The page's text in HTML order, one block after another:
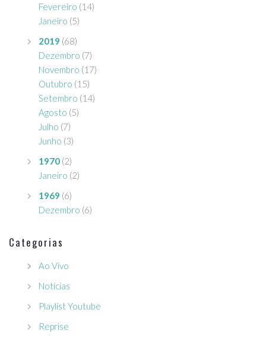
Fevereiro (14)
Janeiro (5)
2019 (68)
Dezembro (7)
Novembro (17)
Outubro (15)
Setembro (14)
Agosto (5)
Julho (7)
Junho (3)
1970 (2)
Janeiro (2)
1969 (6)
Dezembro (6)
Categorias
Ao Vivo
Notícias
Playlist Youtube
Reprise